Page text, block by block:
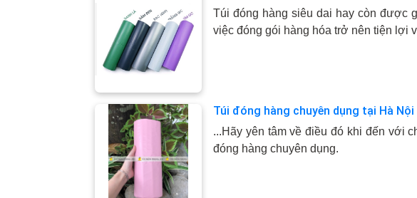
Túi đóng hàng siêu dai hay còn được
việc đóng gói hàng hóa trở nên tiện lợi
Túi đóng hàng chuyên dụng tại Hà Nội
...Hãy yên tâm về điều đó khi đến với
đóng hàng chuyên dụng.